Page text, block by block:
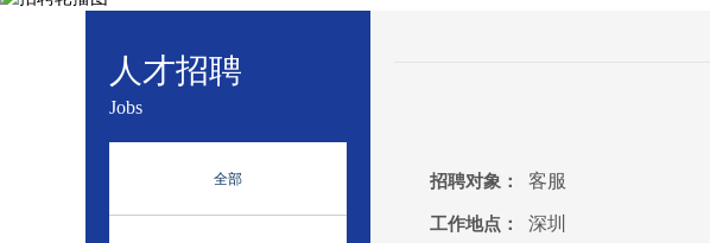
人才招聘
Jobs
全部 招聘对象： 客服
工作地点： 深圳